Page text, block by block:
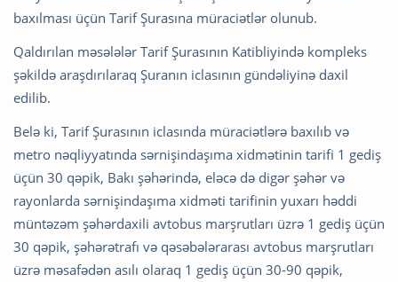
baxılması üçün Tarif Şurasına müraciətlər olunub.
Qaldırılan məsələlər Tarif Şurasının Katibliyində kompleks
şəkildə araşdırılaraq Şuranın iclasının gündəliyinə daxil
edilib.
Belə ki, Tarif Şurasının iclasında müraciətlərə baxılıb və
metro nəqliyyatında sərnişindaşıma xidmətinin tarifi 1 gediş
üçün 30 qəpik, Bakı şəhərində, eləcə də digər şəhər və
rayonlarda sərnişindaşıma xidməti tarifinin yuxarı həddi
müntəzəm şəhərdaxili avtobus marşrutları üzrə 1 gediş üçün
30 qəpik, şəhərətrafı və qəsəbələrarası avtobus marşrutları
üzrə məsafədən asılı olaraq 1 gediş üçün 30-90 qəpik,